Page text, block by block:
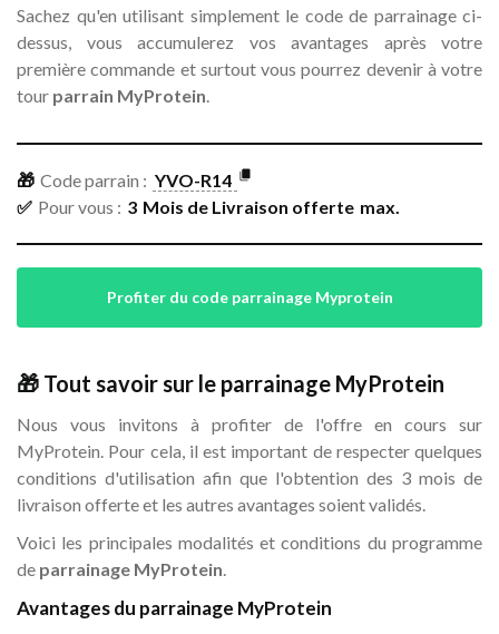
Sachez qu'en utilisant simplement le code de parrainage ci-
dessus, vous accumulerez vos avantages après votre
première commande et surtout vous pourrez devenir à votre
tour parrain MyProtein.
🎁 Code parrain : YVO-R14
✅ Pour vous : 3 Mois de Livraison offerte max.
Profiter du code parrainage Myprotein
🎁 Tout savoir sur le parrainage MyProtein
Nous vous invitons à profiter de l'offre en cours sur
MyProtein. Pour cela, il est important de respecter quelques
conditions d'utilisation afin que l'obtention des 3 mois de
livraison offerte et les autres avantages soient validés.
Voici les principales modalités et conditions du programme
de parrainage MyProtein.
Avantages du parrainage MyProtein